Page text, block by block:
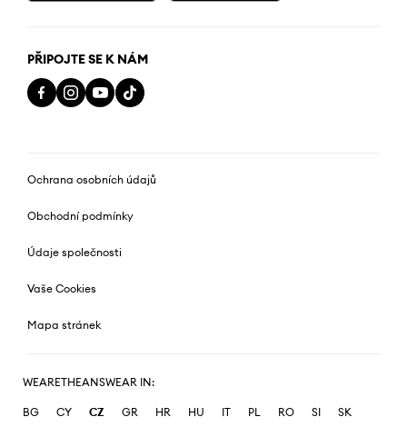
PŘIPOJTE SE K NÁM
Ochrana osobních údajů
Obchodní podmínky
Údaje společnosti
Vaše Cookies
Mapa stránek
WEARETHEANSWEAR IN:
BG CY CZ GR HR HU IT PL RO SI SK